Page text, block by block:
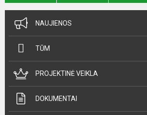
NAUJIENOS
TŪM
PROJEKTINĖ VEIKLA
DOKUMENTAI